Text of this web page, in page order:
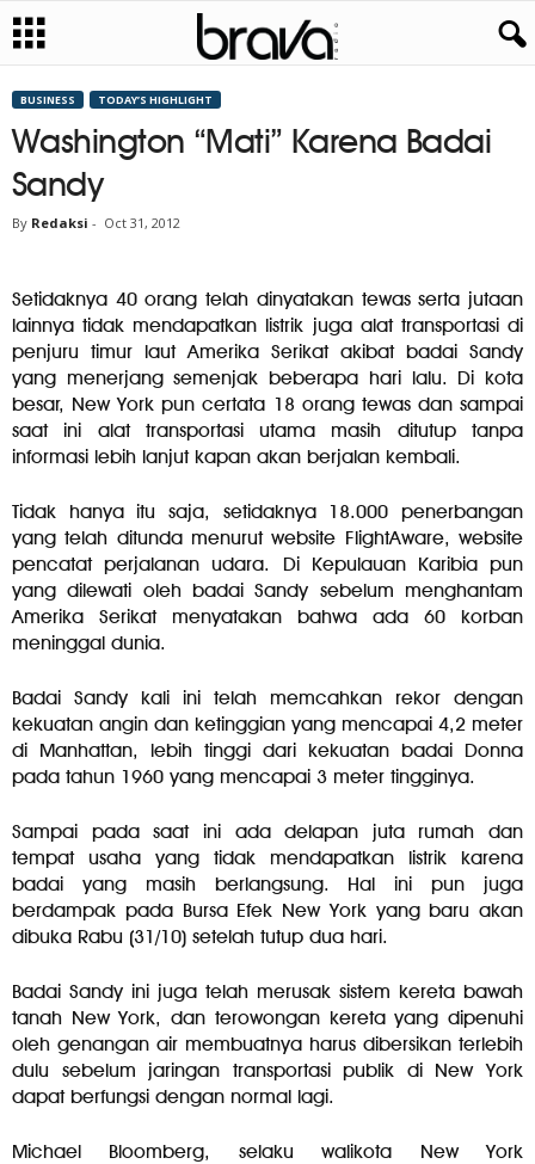
BUSINESS TODAY’S HIGHLIGHT
Washington “Mati” Karena Badai
Sandy
By Redaksi - Oct 31, 2012
Setidaknya 40 orang telah dinyatakan tewas serta jutaan
lainnya tidak mendapatkan listrik juga alat transportasi di
penjuru timur laut Amerika Serikat akibat badai Sandy
yang menerjang semenjak beberapa hari lalu. Di kota
besar, New York pun certata 18 orang tewas dan sampai
saat ini alat transportasi utama masih ditutup tanpa
informasi lebih lanjut kapan akan berjalan kembali.
Tidak hanya itu saja, setidaknya 18.000 penerbangan
yang telah ditunda menurut website FlightAware, website
pencatat perjalanan udara. Di Kepulauan Karibia pun
yang dilewati oleh badai Sandy sebelum menghantam
Amerika Serikat menyatakan bahwa ada 60 korban
meninggal dunia.
Badai Sandy kali ini telah memcahkan rekor dengan
kekuatan angin dan ketinggian yang mencapai 4,2 meter
di Manhattan, lebih tinggi dari kekuatan badai Donna
pada tahun 1960 yang mencapai 3 meter tingginya.
Sampai pada saat ini ada delapan juta rumah dan
tempat usaha yang tidak mendapatkan listrik karena
badai yang masih berlangsung. Hal ini pun juga
berdampak pada Bursa Efek New York yang baru akan
dibuka Rabu (31/10) setelah tutup dua hari.
Badai Sandy ini juga telah merusak sistem kereta bawah
tanah New York, dan terowongan kereta yang dipenuhi
oleh genangan air membuatnya harus dibersikan terlebih
dulu sebelum jaringan transportasi publik di New York
dapat berfungsi dengan normal lagi.
Michael Bloomberg, selaku walikota New York